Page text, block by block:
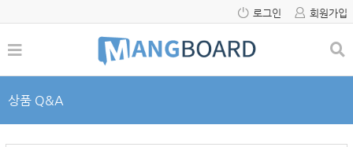
로그인 회원가입
상품 Q&A